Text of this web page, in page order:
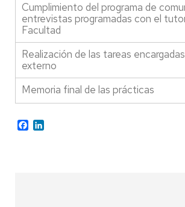
Cumplimiento del programa de
entrevistas programadas con el
Facultad
Realización de las tareas
externo
Memoria final de las prácticas
Facebook